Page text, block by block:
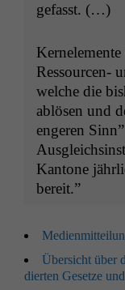
gefasst. (…)
Ker­nele­mente
Ressourcen-
welche die
ablösen und
engeren
Kan­tone
bereit.”
Über­sicht über
dierten Geset­ze